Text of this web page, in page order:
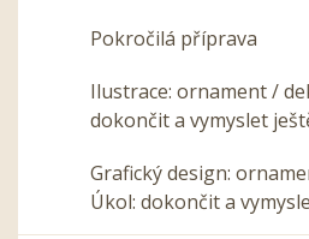
Pokročilá příprava
Ilustrace: ornament /
dokončit a vymyslet
Grafický design:
Úkol: dokončit a